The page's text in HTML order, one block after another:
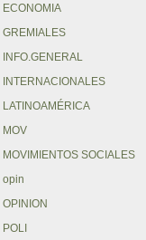
ECONOMIA
GREMIALES
INFO.GENERAL
INTERNACIONALES
LATINOAMÉRICA
MOV
MOVIMIENTOS SOCIALES
opin
OPINION
POLI